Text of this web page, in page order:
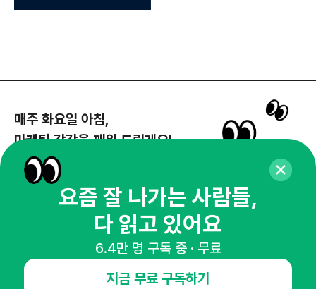
매주 화요일 아침,
마케팅 감각을 깨워 드릴게요!
65,043명의 마케터를 성장시키는 뉴스레터
뉴스레터 구독하기
NHN AD
요즘 잘 나가는 사람들,
다 읽고 있어요
6.4만 명 구독 중 · 무료
지금 무료 구독하기